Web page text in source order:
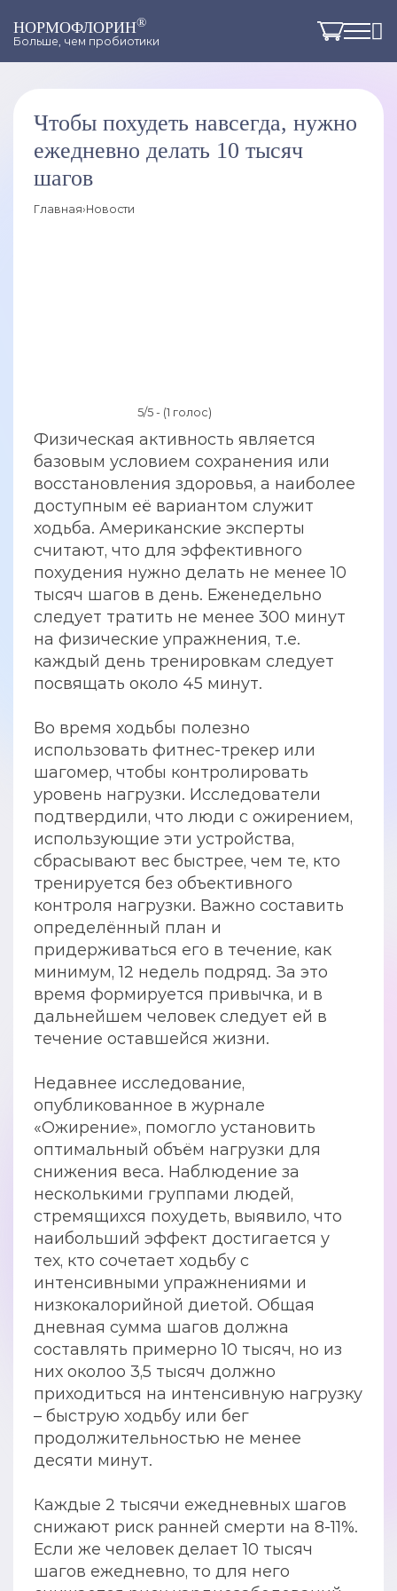
НОРМОФЛОРИН®
Больше, чем пробиотики
Чтобы похудеть навсегда, нужно
ежедневно делать 10 тысяч
шагов
Главная›Новости
5/5 - (1 голос)
Физическая активность является
базовым условием сохранения или
восстановления здоровья, а наиболее
доступным её вариантом служит
ходьба. Американские эксперты
считают, что для эффективного
похудения нужно делать не менее 10
тысяч шагов в день. Еженедельно
следует тратить не менее 300 минут
на физические упражнения, т.е.
каждый день тренировкам следует
посвящать около 45 минут.
Во время ходьбы полезно
использовать фитнес-трекер или
шагомер, чтобы контролировать
уровень нагрузки. Исследователи
подтвердили, что люди с ожирением,
использующие эти устройства,
сбрасывают вес быстрее, чем те, кто
тренируется без объективного
контроля нагрузки. Важно составить
определённый план и
придерживаться его в течение, как
минимум, 12 недель подряд. За это
время формируется привычка, и в
дальнейшем человек следует ей в
течение оставшейся жизни.
Недавнее исследование,
опубликованное в журнале
«Ожирение», помогло установить
оптимальный объём нагрузки для
снижения веса. Наблюдение за
несколькими группами людей,
стремящихся похудеть, выявило, что
наибольший эффект достигается у
тех, кто сочетает ходьбу с
интенсивными упражнениями и
низкокалорийной диетой. Общая
дневная сумма шагов должна
составлять примерно 10 тысяч, но из
них околоо 3,5 тысяч должно
приходиться на интенсивную нагрузку
– быструю ходьбу или бег
продолжительностью не менее
десяти минут.
Каждые 2 тысячи ежедневных шагов
снижают риск ранней смерти на 8-11%.
Если же человек делает 10 тысяч
шагов ежедневно, то для него